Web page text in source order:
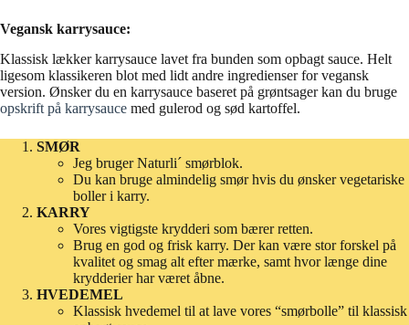
Vegansk karrysauce:
Klassisk lækker karrysauce lavet fra bunden som opbagt sauce. Helt
ligesom klassikeren blot med lidt andre ingredienser for vegansk
version. Ønsker du en karrysauce baseret på grøntsager kan du bruge
opskrift på karrysauce med gulerod og sød kartoffel.
SMØR
Jeg bruger Naturli´ smørblok.
Du kan bruge almindelig smør hvis du ønsker vegetariske
boller i karry.
KARRY
Vores vigtigste krydderi som bærer retten.
Brug en god og frisk karry. Der kan være stor forskel på
kvalitet og smag alt efter mærke, samt hvor længe dine
krydderier har været åbne.
HVEDEMEL
Klassisk hvedemel til at lave vores “smørbolle” til klassisk